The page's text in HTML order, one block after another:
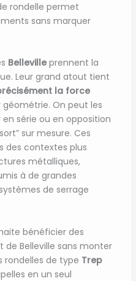
rondelle permet
sans marquer
Bellevilleprennent la
Leur grand atout tient
la force
On peut les
série ou en opposition
sur mesure. Ces
des contextes plus
métalliques,
à de grandes
de serrage
bénéficier des
de Belleville sans monter
rondelles de type Trep
en un seul